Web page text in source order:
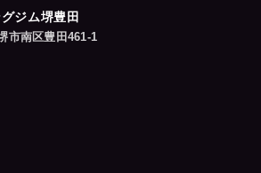
ジム堺豊田
市南区豊田461-1